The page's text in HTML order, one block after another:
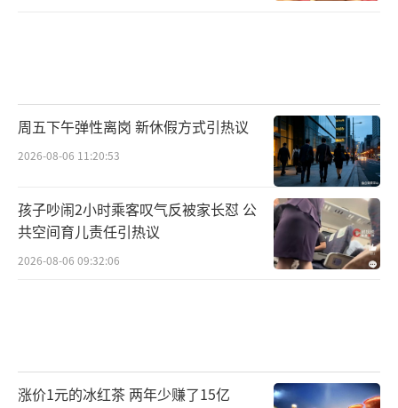
周五下午弹性离岗 新休假方式引热议
2026-08-06 11:20:53
孩子吵闹2小时乘客叹气反被家长怼 公
共空间育儿责任引热议
2026-08-06 09:32:06
涨价1元的冰红茶 两年少赚了15亿